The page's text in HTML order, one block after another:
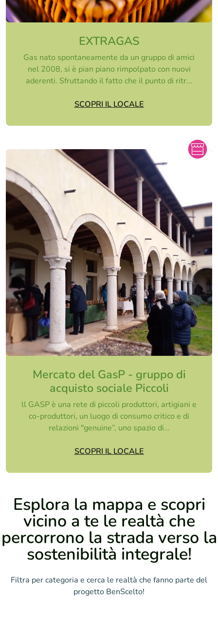
EXTRAGAS
Gas nato spontaneamente da un gruppo di amici
nel 2008, si è pian piano rimpolpato con nuovi
aderenti. Sfruttando il fatto che il punto di ritr...
SCOPRI IL LOCALE
Mercato del GasP - gruppo di
acquisto sociale Piccoli
ll GASP è una rete di piccoli produttori, artigiani e
co-produttori, un luogo di consumo critico e di
relazioni "genuine”, uno spazio di...
SCOPRI IL LOCALE
Esplora la mappa e scopri
vicino a te le realtà che
percorrono la strada verso la
sostenibilità integrale!
Filtra per categoria e cerca le realtà che fanno parte del
progetto BenScelto!